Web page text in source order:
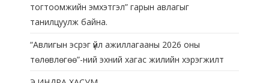
тогтоомжийн эмхэтгэл” гарын авлагыг
танилцуулж байна.
“Авлигын эсрэг үйл ажиллагааны 2026 оны
төлөвлөгөө”-ний эхний хагас жилийн хэрэгжилт